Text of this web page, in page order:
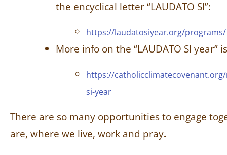
the encyclical letter “LAUDATO SI”:
https://laudatosiyear.org/programs/
More info on the “LAUDATO SI year”
https://
si-year
There are so many opportunities to engage
are, where we live, work and pray.